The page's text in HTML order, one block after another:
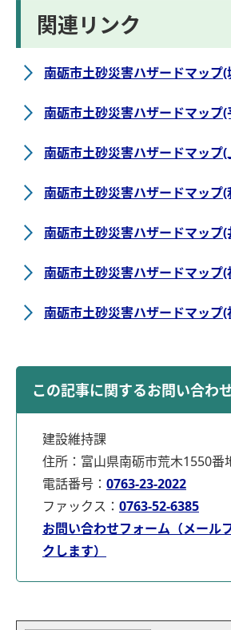
関連リンク
南砺市土砂災害ハザードマップ(
南砺市土砂災害ハザードマップ(
南砺市土砂災害ハザードマップ(
南砺市土砂災害ハザードマップ(
南砺市土砂災害ハザードマップ(
南砺市土砂災害ハザードマップ(
南砺市土砂災害ハザードマップ(
この記事に関するお問い合わ
建設維持課
住所：富山県南砺市荒木1550番
電話番号： 0763-23-2022
ファックス： 0763-52-6385
お問い合わせフォーム（メール
クします）